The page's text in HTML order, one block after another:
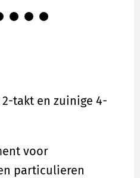
takt en zuinige 4-
voor
particulieren